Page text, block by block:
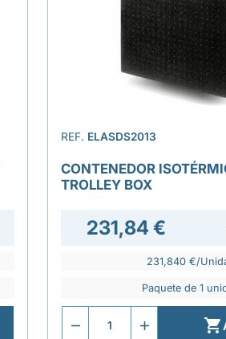
REF. ELASDS2013
CONTENEDOR
TROLLEY BOX
231,84 €
231,840 €/
Paquete de 1
